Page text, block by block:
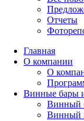
Отчеты
Главная
О компании
О
Винные бары
Винный
Винный